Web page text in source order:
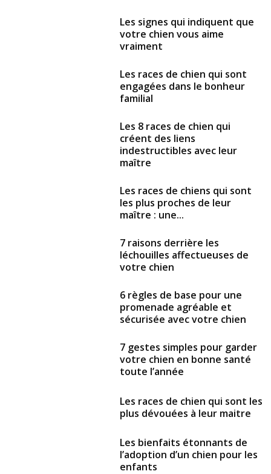
Les signes qui indiquent que
votre chien vous aime
vraiment
Les races de chien qui sont
engagées dans le bonheur
familial
Les 8 races de chien qui
créent des liens
indestructibles avec leur
maître
Les races de chiens qui sont
les plus proches de leur
maître : une...
7 raisons derrière les
léchouilles affectueuses de
votre chien
6 règles de base pour une
promenade agréable et
sécurisée avec votre chien
7 gestes simples pour garder
votre chien en bonne santé
toute l’année
Les races de chien qui sont les
plus dévouées à leur maitre
Les bienfaits étonnants de
l’adoption d’un chien pour les
enfants